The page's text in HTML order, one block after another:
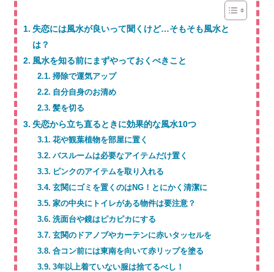
失恋には風水が良いって聞くけど…そもそも風水と
は？
風水を知る前にまずやっておくべきこと
掃除で運気アップ
自分自身のお清め
髪を切る
失恋から立ち直るときに効果的な風水10つ
花や観葉植物を部屋に置く
バスルームは必要なアイテムだけ置く
ピンクのアイテムを取り入れる
玄関にゴミを置くのはNG！とにかく清潔に
家の中央にトイレがある物件は要注意？
洗面台や鏡はピカピカにする
玄関のドアノブやカーテンに赤いタッセルを
合コン前には東南を向いて赤リップを塗る
3年以上着ていない服は捨てるべし！